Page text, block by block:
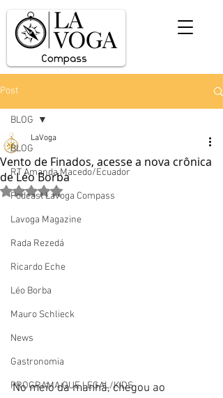
Post
BLOG
RT Amanda Macedo/Ecuador
Podcast Lavoga Compass
Lavoga Magazine
Rada Rezedá
Ricardo Eche
Léo Borba
Mauro Schlieck
News
Gastronomia
PROGRAMA QUE LEGAL/KIDS
BLOG
Vento de Finados, acesse a nova crônica
de Léo Borba
LaVoga
Avaliado com NaN de 5 estrelas.
No meio da manhã, chegou ao